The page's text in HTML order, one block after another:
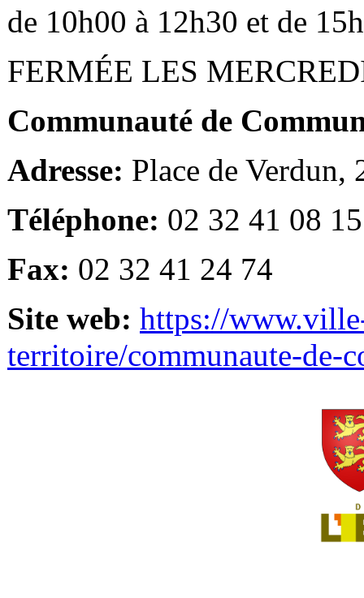
de 10h00 à 12h30 et de
FERMÉE LES
Communauté de
Adresse: Place de Verdun,
Téléphone: 02 32 41 08 15
Fax: 02 32 41 24 74
Site web: https://
territoire/communaute-de-